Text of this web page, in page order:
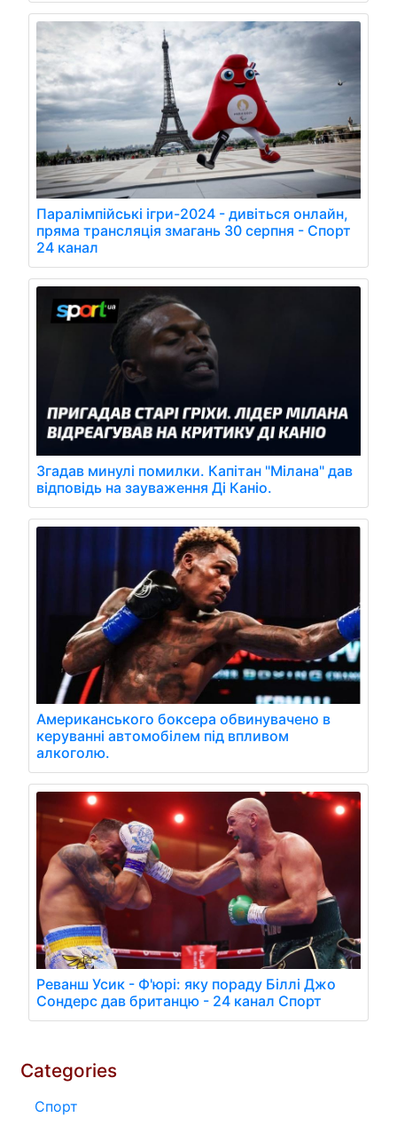
Паралімпійські ігри-2024 - дивіться онлайн,
пряма трансляція змагань 30 серпня - Спорт
24 канал
Згадав минулі помилки. Капітан "Мілана" дав
відповідь на зауваження Ді Каніо.
Американського боксера обвинувачено в
керуванні автомобілем під впливом
алкоголю.
Реванш Усик - Ф'юрі: яку пораду Біллі Джо
Сондерс дав британцю - 24 канал Спорт
Categories
Спорт